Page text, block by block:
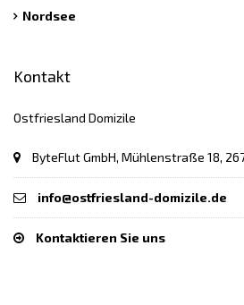
Nordsee
Kontakt
Ostfriesland Domizile
ByteFlut GmbH, Mühlenstraße 18,
info@ostfriesland-domizile.de
Kontaktieren Sie uns